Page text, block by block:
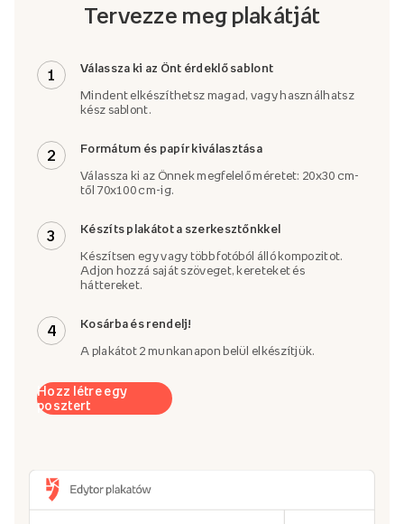
Tervezze meg plakátját
1 Válassza ki az Önt érdeklő sablont
Mindent elkészíthetsz magad, vagy használhatsz
kész sablont.
2 Formátum és papír kiválasztása
Válassza ki az Önnek megfelelő méretet: 20x30 cm-
től 70x100 cm-ig.
3 Készíts plakátot a szerkesztőnkkel
Készítsen egy vagy több fotóból álló kompozitot.
Adjon hozzá saját szöveget, kereteket és
háttereket.
4 Kosárba és rendelj!
A plakátot 2 munkanapon belül elkészítjük.
Hozz létre egy
posztert